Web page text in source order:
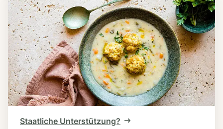
Staatliche Unterstützung?